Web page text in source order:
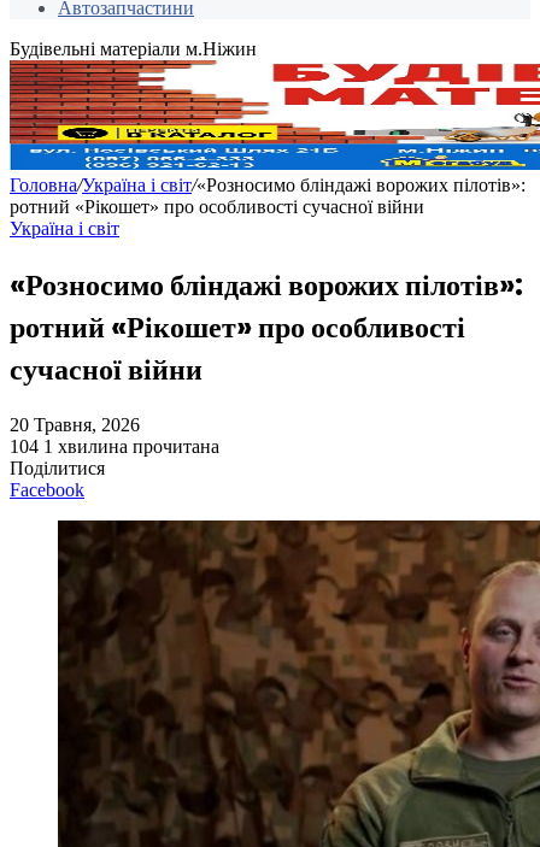
Автозапчастини
Будівельні матеріали м.Ніжин
Головна/Україна і світ/«Розносимо бліндажі ворожих пілотів»:
ротний «Рікошет» про особливості сучасної війни
Україна і світ
«Розносимо бліндажі ворожих пілотів»:
ротний «Рікошет» про особливості
сучасної війни
20 Травня, 2026
104 1 хвилина прочитана
Поділитися
Facebook